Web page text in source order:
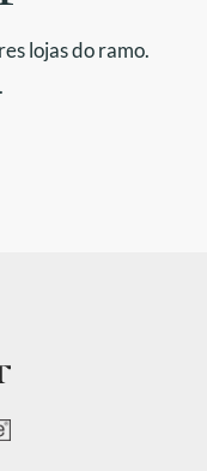
lojas do ramo.